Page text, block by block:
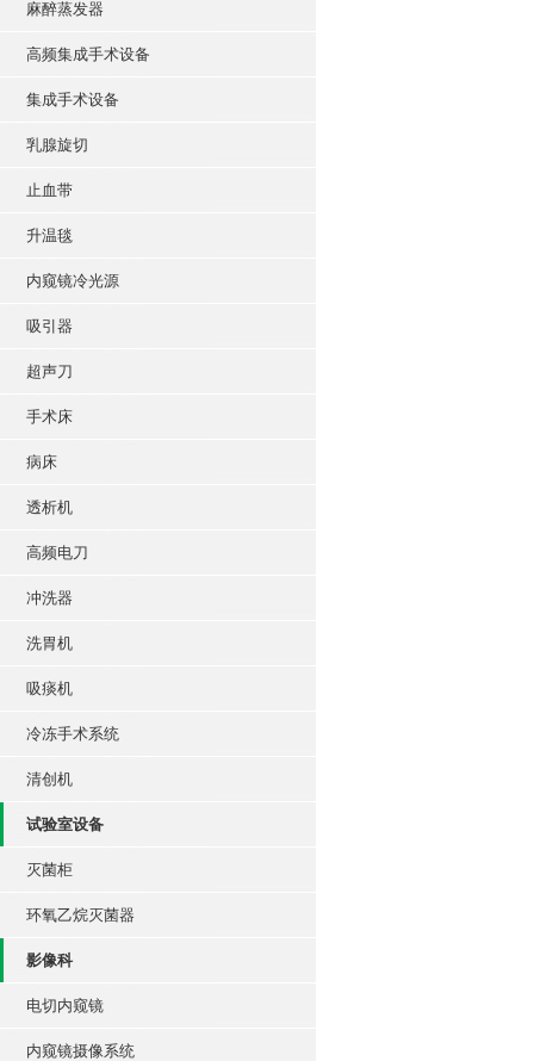
麻醉蒸发器
高频集成手术设备
集成手术设备
乳腺旋切
止血带
升温毯
内窥镜冷光源
吸引器
超声刀
手术床
病床
透析机
高频电刀
冲洗器
洗胃机
吸痰机
冷冻手术系统
清创机
试验室设备
灭菌柜
环氧乙烷灭菌器
影像科
电切内窥镜
内窥镜摄像系统